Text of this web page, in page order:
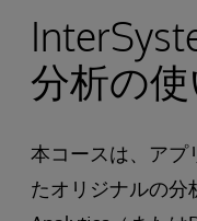
分析の
本コースは、アプ
たオリジナルの分